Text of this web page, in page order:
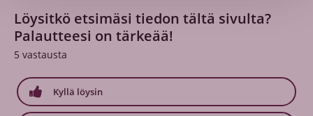
Löysitkö etsimäsi tiedon tältä sivulta?
Palautteesi on tärkeää!
5 vastausta
Kyllä löysin